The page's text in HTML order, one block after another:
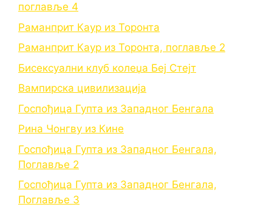
поглавље 4
Раманприт Каур из Торонта
Раманприт Каур из Торонта, поглавље 2
Бисексуални клуб колеџа Беј Стејт
Вампирска цивилизација
Госпођица Гупта из Западног Бенгала
Рина Чонгву из Кине
Госпођица Гупта из Западног Бенгала,
Поглавље 2
Госпођица Гупта из Западног Бенгала,
Поглавље 3